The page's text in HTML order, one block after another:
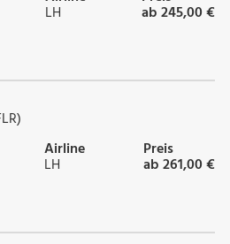
LH ab 245,00 €
Airline
LH
Preis
ab 261,00 €